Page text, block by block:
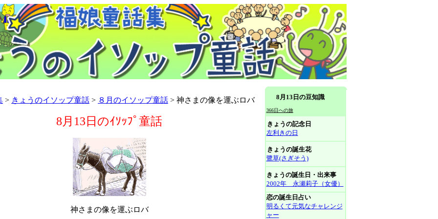
> きょうのイソップ童話 > ８月のイソップ童話 > 神さまの像を運ぶロバ
8月13日のｲｿｯﾌﾟ童話
神さまの像を運ぶロバ
8月13日の豆知識
366日への旅
きょうの記念日
左利きの日
きょうの誕生花
鷺草(さぎそう)
きょうの誕生日・出来事
2002年 永瀬莉子（女優）
恋の誕生日占い
明るくて元気なチャレンジ
ャー